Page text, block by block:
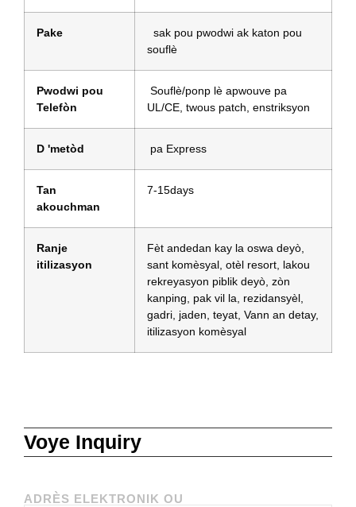
Pake
sak pou pwodwi ak katon pou
souflè
Pwodwi pou
Telefòn
Souflè/ponp lè apwouve pa
UL/CE, twous patch, enstriksyon
D 'metòd pa Express
Tan
akouchman
7-15days
Ranje
itilizasyon
Fèt andedan kay la oswa deyò,
sant komèsyal, otèl resort, lakou
rekreyasyon piblik deyò, zòn
kanping, pak vil la, rezidansyèl,
gadri, jaden, teyat, Vann an detay,
itilizasyon komèsyal
Voye Inquiry
ADRÈS ELEKTRONIK OU